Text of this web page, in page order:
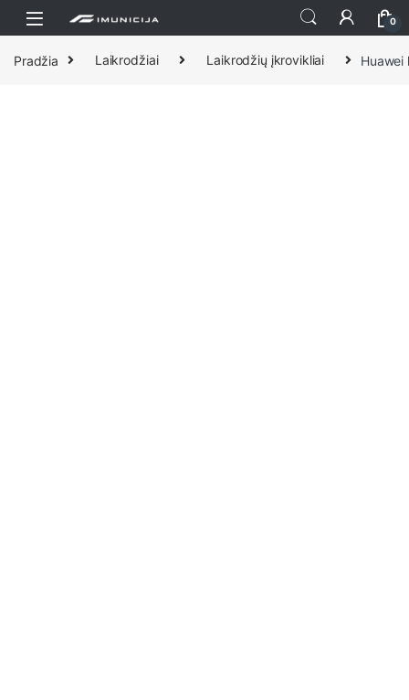
Praleisti ir pereiti prie navigacijos
Pereiti prie turinio
0
Pradžia Laikrodžiai Laikrodžių įkrovikliai Huawei